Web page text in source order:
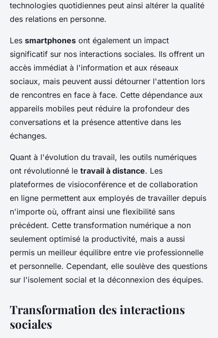
technologies quotidiennes peut ainsi altérer la qualité
des relations en personne.
Les smartphones ont également un impact
significatif sur nos interactions sociales. Ils offrent un
accès immédiat à l'information et aux réseaux
sociaux, mais peuvent aussi détourner l'attention lors
de rencontres en face à face. Cette dépendance aux
appareils mobiles peut réduire la profondeur des
conversations et la présence attentive dans les
échanges.
Quant à l'évolution du travail, les outils numériques
ont révolutionné le travail à distance. Les
plateformes de visioconférence et de collaboration
en ligne permettent aux employés de travailler depuis
n'importe où, offrant ainsi une flexibilité sans
précédent. Cette transformation numérique a non
seulement optimisé la productivité, mais a aussi
permis un meilleur équilibre entre vie professionnelle
et personnelle. Cependant, elle soulève des questions
sur l'isolement social et la déconnexion des équipes.
Transformation des interactions
sociales